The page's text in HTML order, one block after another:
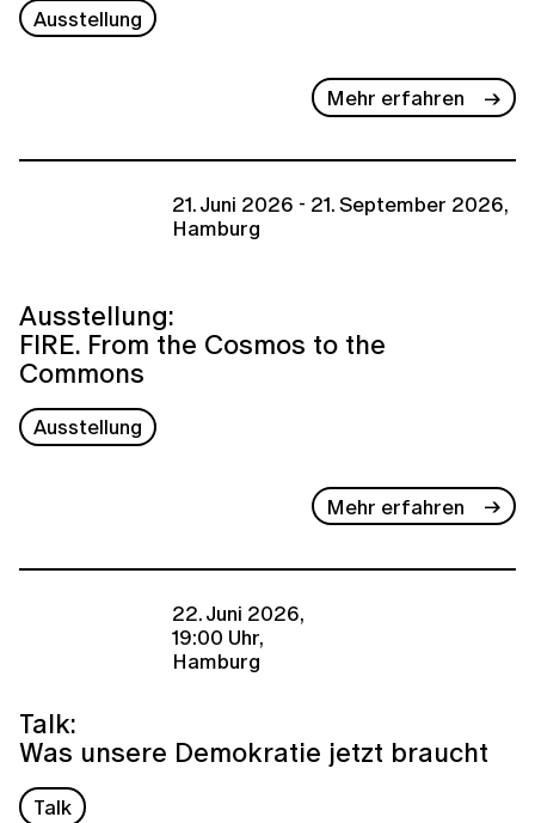
Ausstellung
Mehr erfahren
21. Juni 2026 - 21. September 2026,
Hamburg
Ausstellung:
FIRE. From the Cosmos to the
Commons
Ausstellung
Mehr erfahren
22. Juni 2026,
19:00 Uhr,
Hamburg
Talk:
Was unsere Demokratie jetzt braucht
Talk